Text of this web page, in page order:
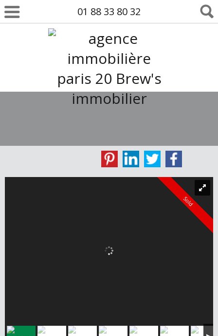
01 88 33 80 32
Sold